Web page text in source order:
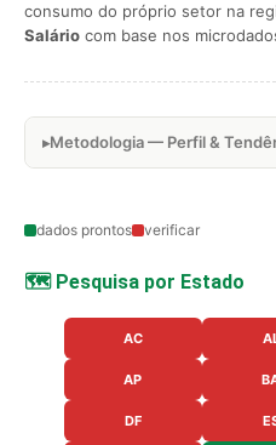
consumo do próprio setor na
Salário com base nos
Metodologia — Perfil &
dados prontos verificar
🗺️ Pesquisa por Estado
AC
AP
DF